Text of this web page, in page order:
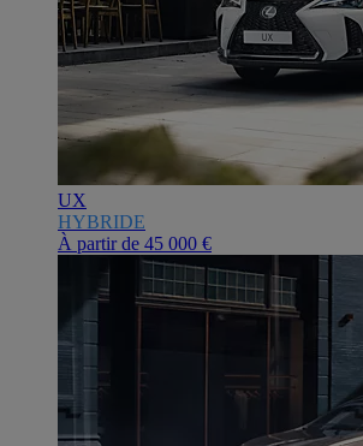
UX
HYBRIDE
À partir de 45 000 €